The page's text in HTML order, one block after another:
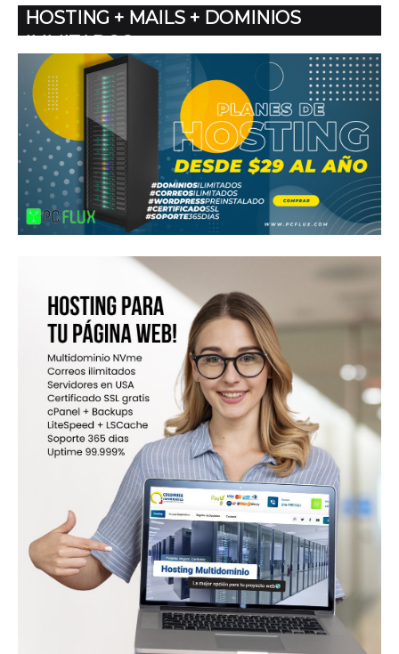
HOSTING + MAILS + DOMINIOS
ILIMITADOS